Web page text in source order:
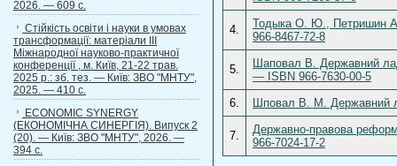
2026. — 609 с.
Стійкість освіти і науки в умовах
трансформації: матеріали ІІІ
Міжнародної науково-практичної
конференції , м. Київ, 21-22 трав.
2025 р.: зб. тез. — Київ: ЗВО "МНТУ",
2025. — 410 с.
ECONOMIC SYNERGY
(ЕКОНОМІЧНА СИНЕРГІЯ). Випуск 2
(20). — Київ: ЗВО "МНТУ", 2026. —
394 с.
4.
Тодыка О. Ю., Петришин
966-8467-72-8
5.
Шаповал В. Державний
— ISBN 966-7630-00-5
6.
Шповал В. М. Державний
7.
Державно-правова
966-7024-17-2